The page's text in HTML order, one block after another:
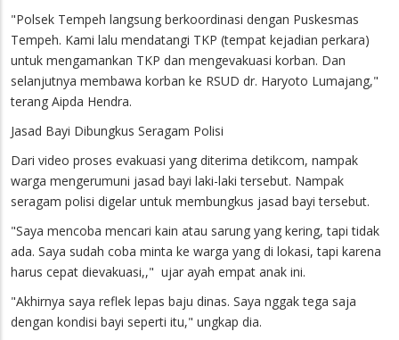
"Polsek Tempeh langsung berkoordinasi dengan Puskesmas
Tempeh. Kami lalu mendatangi TKP (tempat kejadian perkara)
untuk mengamankan TKP dan mengevakuasi korban. Dan
selanjutnya membawa korban ke RSUD dr. Haryoto Lumajang,"
terang Aipda Hendra.
Jasad Bayi Dibungkus Seragam Polisi
Dari video proses evakuasi yang diterima detikcom, nampak
warga mengerumuni jasad bayi laki-laki tersebut. Nampak
seragam polisi digelar untuk membungkus jasad bayi tersebut.
"Saya mencoba mencari kain atau sarung yang kering, tapi tidak
ada. Saya sudah coba minta ke warga yang di lokasi, tapi karena
harus cepat dievakuasi,," ujar ayah empat anak ini.
"Akhirnya saya reflek lepas baju dinas. Saya nggak tega saja
dengan kondisi bayi seperti itu," ungkap dia.